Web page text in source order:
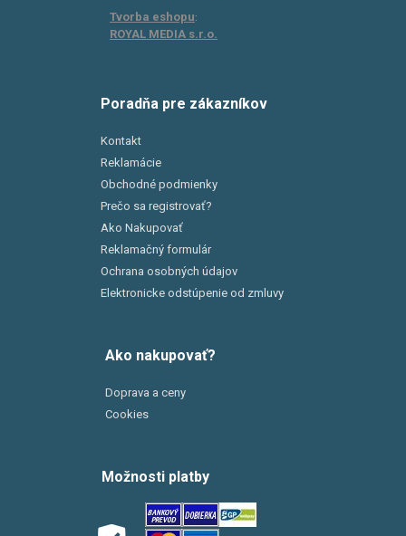
Tvorba eshopu:
ROYAL MEDIA s.r.o.
Poradňa pre zákazníkov
Kontakt
Reklamácie
Obchodné podmienky
Prečo sa registrovať?
Ako Nakupovať
Reklamačný formulár
Ochrana osobných údajov
Elektronicke odstúpenie od zmluvy
Ako nakupovať?
Doprava a ceny
Cookies
Možnosti platby